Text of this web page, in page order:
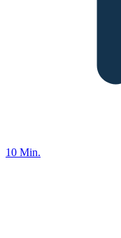
10 Min.